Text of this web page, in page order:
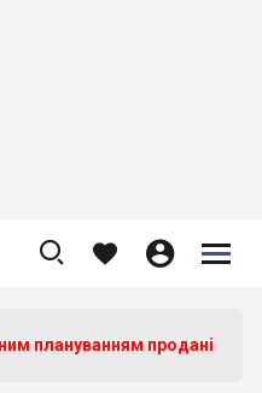
   


плануванням продані